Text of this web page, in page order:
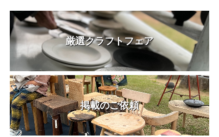
厳選クラフトフェア
掲載のご依頼